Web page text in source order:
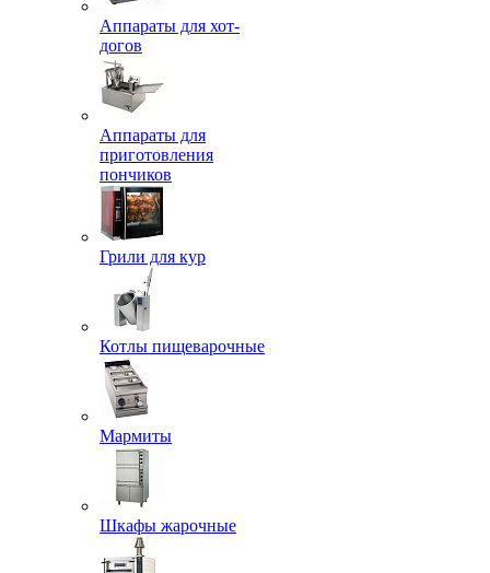
Аппараты для хот-
догов
Аппараты для
приготовления
пончиков
Грили для кур
Котлы пищеварочные
Мармиты
Шкафы жарочные